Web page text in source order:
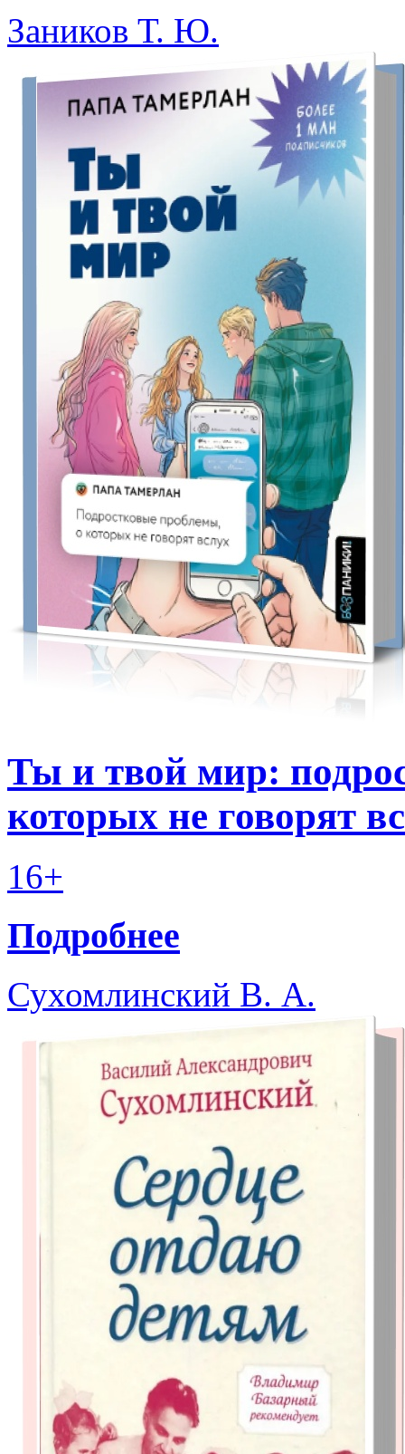
Заников Т. Ю.
Ты и твой мир:
которых не говорят
16+
Подробнее
Сухомлинский В. А.